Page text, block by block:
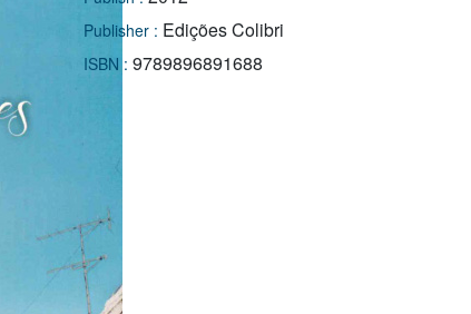
Publisher : Edições Colibri
ISBN : 9789896891688